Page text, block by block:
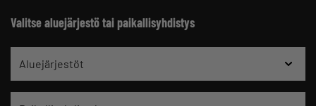
Valitse aluejärjestö tai paikallisyhdistys
Aluejärjestöt